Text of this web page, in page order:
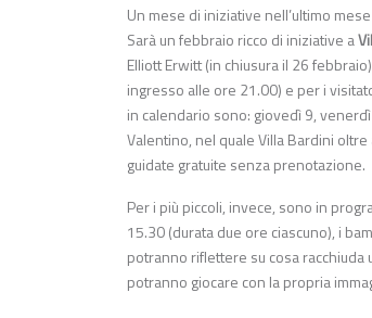
Un mese di iniziative nell’ultimo
Sarà un febbraio ricco di iniziative a
Elliott Erwitt (in chiusura il 26
ingresso alle ore 21.00) e per i
in calendario sono: giovedì 9,
Valentino, nel quale Villa Bardini
guidate gratuite senza prenotazione.
Per i più piccoli, invece, sono in
15.30 (durata due ore ciascuno), i
potranno riflettere su cosa
potranno giocare con la propria